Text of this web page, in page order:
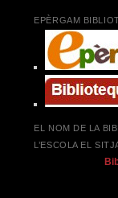
EPÈRGAM
EL NOM DE LA
L’ESCOLA EL